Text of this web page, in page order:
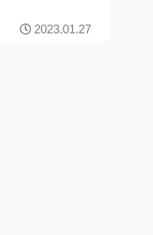
2023.01.27